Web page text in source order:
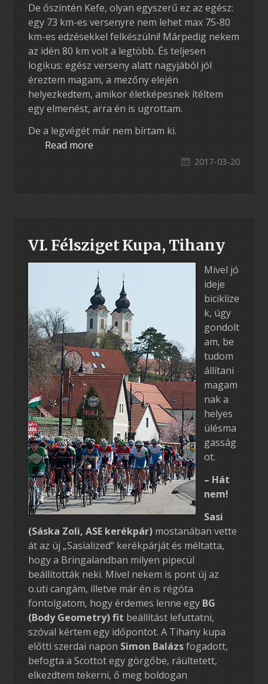
De őszintén Kefe, olyan egyszerű ez az egész:
egy 73 km-es versenyre nem lehet max 75-80
km-es edzésekkel felkészülni! Márpedig nekem
az idén 80 km volt a legtöbb. És teljesen
logikus: egész verseny alatt nagyjából jól
éreztem magam, a mezőny elején
helyezkedtem, amikor életképesnek ítéltem
egy elmenést, arra én is ugrottam.
De a legvégét már nem bírtam ki.
Read more
2017-03-20
VI. Félsziget Kupa, Tihany
Mivel jó
ideje
biciklize
k, úgy
gondolt
am, be
tudom
állítani
magam
nak a
helyes
ülésma
gasság
ot.
– Hát
nem!
Sasi
(Sáska Zoli, ASE kerékpár)mostanában vette
át az új „Sasialized” kerékpárját és méltatta,
hogy a Bringalandban milyen pipecül
beállították neki. Mivel nekem is pont új az
o.uti cangám, illetve már én is régóta
fontolgatom, hogy érdemes lenne egy BG
(Body Geometry) fit beállítást lefuttatni,
szóval kértem egy időpontot. A Tihany kupa
előtti szerdai napon Simon Balázsfogadott,
befogta a Scottot egy görgőbe, ráültetett,
elkezdtem tekerni, ő meg boldogan